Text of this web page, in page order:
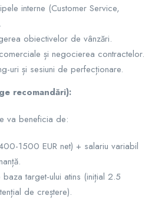
interne (Customer Service,
obiectivelor de vânzări.
și negocierea contractelor.
uri și sesiuni de perfecționare.
recomandări):
va beneficia de:
1500 EUR net) + salariu variabil
target-ului atins (inițial 2.5
de creștere).